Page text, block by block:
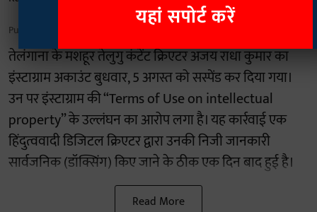
Published on 06 Aug 2026, 7:40 am
तेलंगाना के मशहूर तेलुगु कंटेंट क्रिएटर अजय राधा कुमार का
इंस्टाग्राम अकाउंट बुधवार, 5 अगस्त को सस्पेंड कर दिया गया।
उन पर इंस्टाग्राम की “Terms of Use on intellectual
property” के उल्लंघन का आरोप लगा है। यह कार्रवाई एक
हिंदुत्ववादी डिजिटल क्रिएटर द्वारा उनकी निजी जानकारी
सार्वजनिक (डॉक्सिंग) किए जाने के ठीक एक दिन बाद हुई है।
Read More
यहां सपोर्ट करें